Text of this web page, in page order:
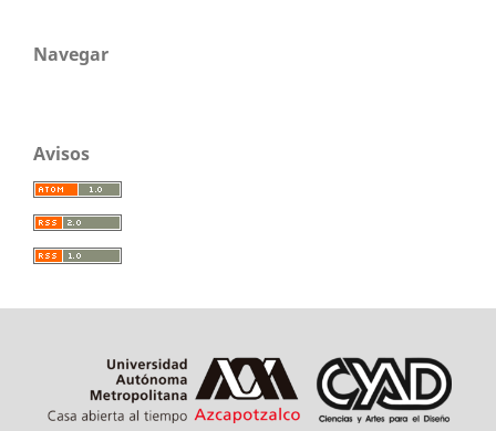
Navegar
Avisos